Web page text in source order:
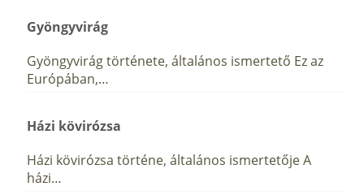
Gyöngyvirág
Gyöngyvirág története, általános ismertető Ez az
Európában,…
Házi kövirózsa
Házi kövirózsa történe, általános ismertetője A
házi…